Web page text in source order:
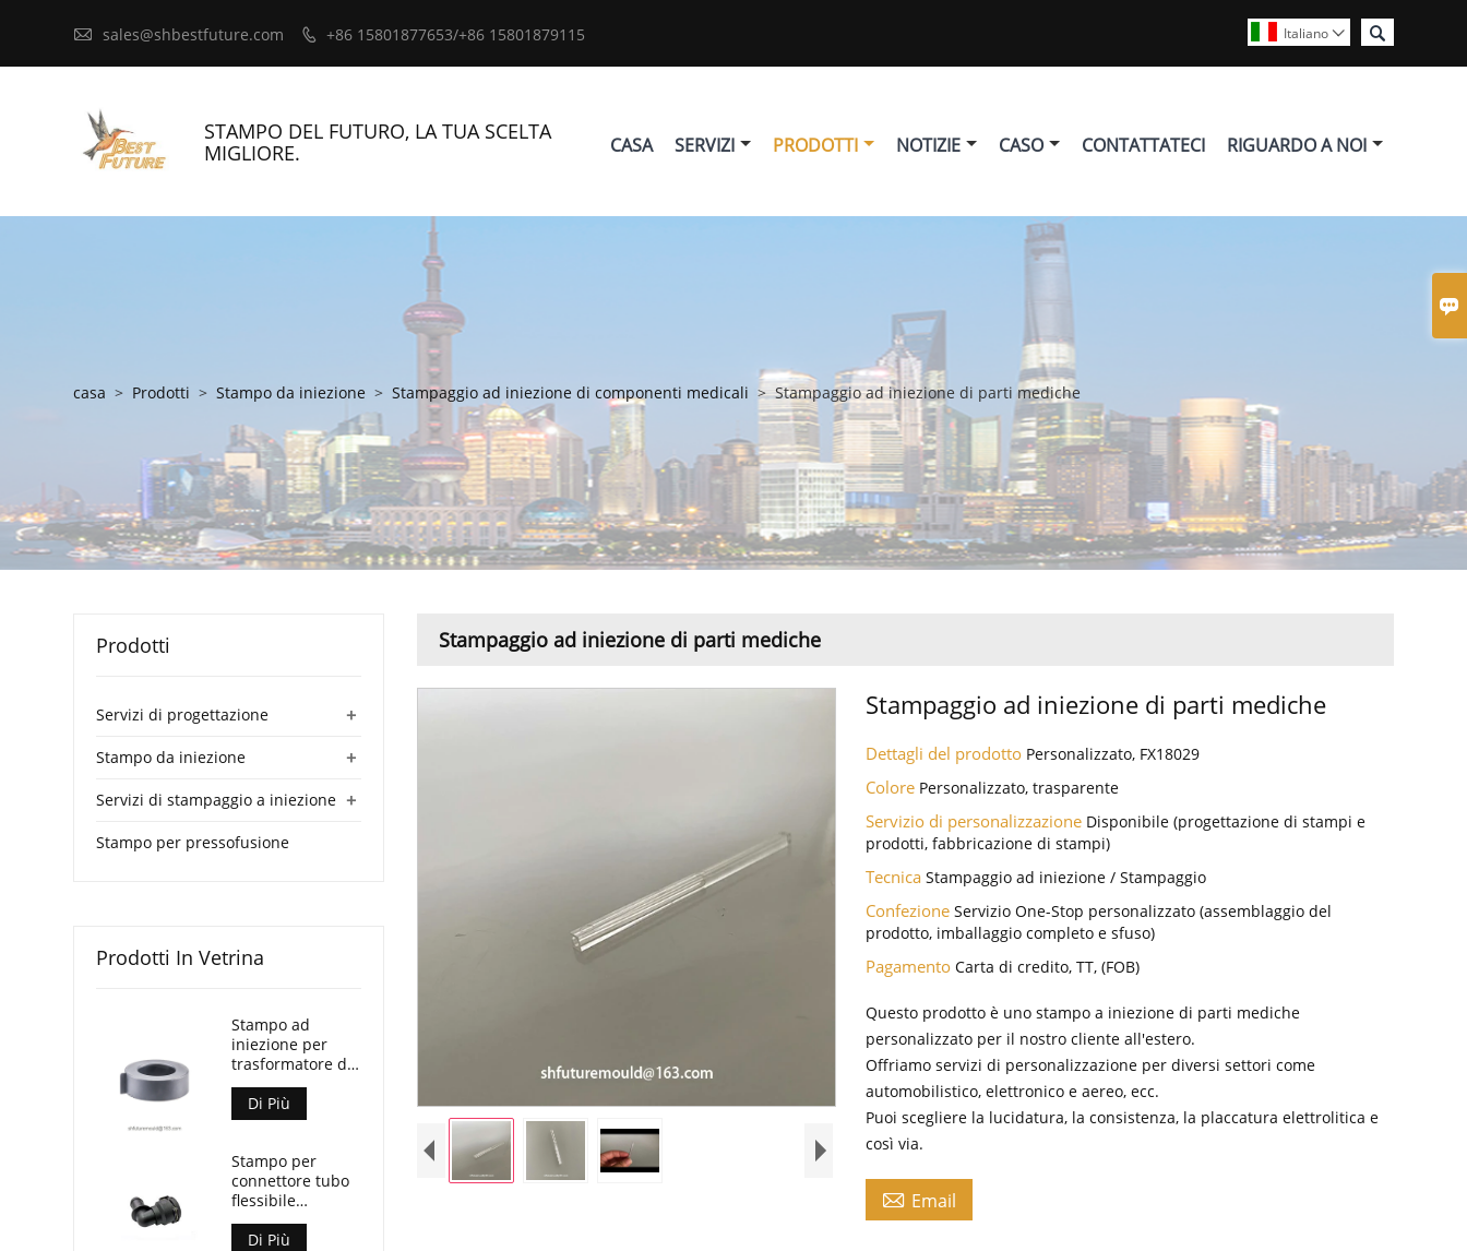

 sales@shbestfuture.com  +86 15801877653/+86 15801879115 
Italiano 
CASA SERVIZI PRODOTTI NOTIZIE CASO CONTATTATECI RIGUARDO A NOI
STAMPO DEL FUTURO, LA TUA SCELTA
MIGLIORE.
casa > Prodotti > Stampo da iniezione > Stampaggio ad iniezione di componenti medicali > Stampaggio ad iniezione di parti mediche
Stampaggio ad iniezione di parti mediche
Stampaggio ad iniezione di parti mediche
Dettagli del prodotto Personalizzato, FX18029
Colore Personalizzato, trasparente
Servizio di personalizzazione Disponibile (progettazione di stampi e
prodotti, fabbricazione di stampi)
TecnicaStampaggio ad iniezione / Stampaggio
ConfezioneServizio One-Stop personalizzato (assemblaggio del
prodotto, imballaggio completo e sfuso)
PagamentoCarta di credito, TT, (FOB)
Questo prodotto è uno stampo a iniezione di parti mediche
personalizzato per il nostro cliente all'estero.
Offriamo servizi di personalizzazione per diversi settori come
automobilistico, elettronico e aereo, ecc.
Puoi scegliere la lucidatura, la consistenza, la placcatura elettrolitica e
così via.
 Email
Prodotti
+
Servizi di progettazione
+
Stampo da iniezione
+
Servizi di stampaggio a iniezione
Stampo per pressofusione
Prodotti In Vetrina
Stampo ad
iniezione per
trasformatore di
corrente Split
Core
Di Più
Stampo per
connettore tubo
flessibile
refrigerante
automobilistico
Di Più